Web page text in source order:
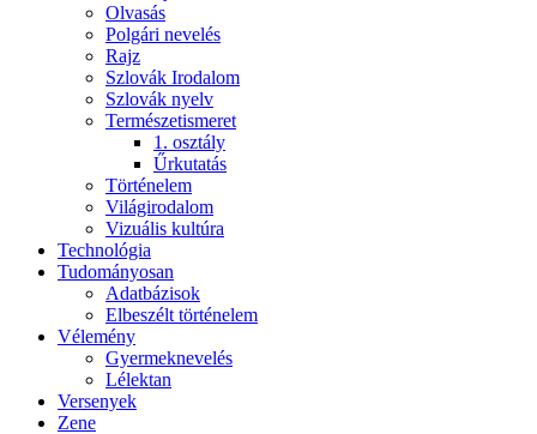
Olvasás
Polgári nevelés
Rajz
Szlovák Irodalom
Szlovák nyelv
Természetismeret
1. osztály
Űrkutatás
Történelem
Világirodalom
Vizuális kultúra
Technológia
Tudományosan
Adatbázisok
Elbeszélt történelem
Vélemény
Gyermeknevelés
Lélektan
Versenyek
Zene